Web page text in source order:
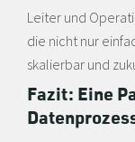
Leiter und
die nicht nur
skalierbar und
Fazit: Eine